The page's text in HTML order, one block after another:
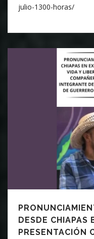
julio-1300-horas/
DESDE CHIAPAS
PRESENTACIÓN